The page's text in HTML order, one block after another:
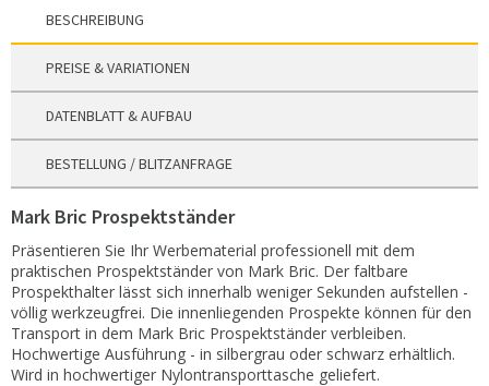
BESCHREIBUNG
PREISE & VARIATIONEN
DATENBLATT & AUFBAU
BESTELLUNG / BLITZANFRAGE
Mark Bric Prospektständer
Präsentieren Sie Ihr Werbematerial professionell mit dem
praktischen Prospektständer von Mark Bric. Der faltbare
Prospekthalter lässt sich innerhalb weniger Sekunden aufstellen -
völlig werkzeugfrei. Die innenliegenden Prospekte können für den
Transport in dem Mark Bric Prospektständer verbleiben.
Hochwertige Ausführung - in silbergrau oder schwarz erhältlich.
Wird in hochwertiger Nylontransporttasche geliefert.